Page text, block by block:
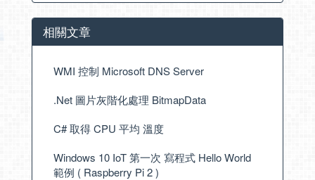
相關文章
WMI 控制 Microsoft DNS Server
.Net 圖片灰階化處理 BitmapData
C# 取得 CPU 平均 溫度
Windows 10 IoT 第一次 寫程式 Hello World
範例 ( Raspberry Pi 2 )